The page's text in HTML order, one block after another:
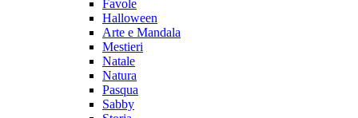
Favole
Halloween
Arte e Mandala
Mestieri
Natale
Natura
Pasqua
Sabby